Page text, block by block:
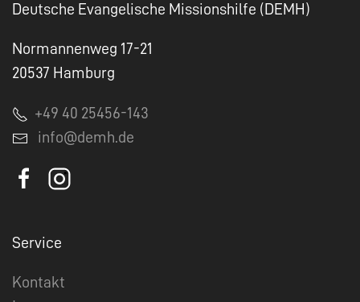
Deutsche Evangelische Missionshilfe (DEMH)
Normannenweg 17-21
20537 Hamburg
+49 40 25456-143
info@demh.de
Service
Kontakt